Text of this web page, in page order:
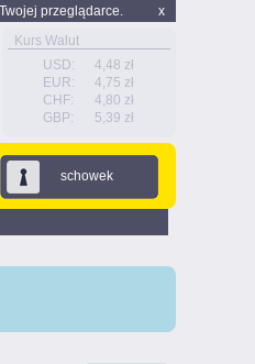
x
przeglądarce.
Kurs Walut
USD:
4,48 zł
EUR:
4,75 zł
CHF:
4,80 zł
GBP:
5,39 zł
schowek